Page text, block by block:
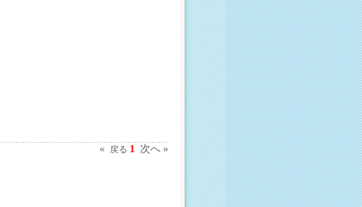
« 戻る 1 次へ »